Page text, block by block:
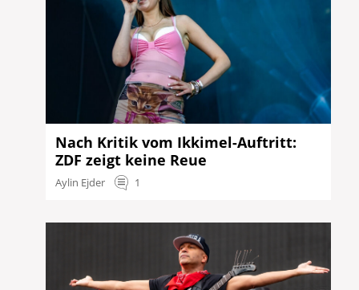
Nach Kritik vom Ikkimel-Auftritt:
ZDF zeigt keine Reue
Aylin Ejder 1